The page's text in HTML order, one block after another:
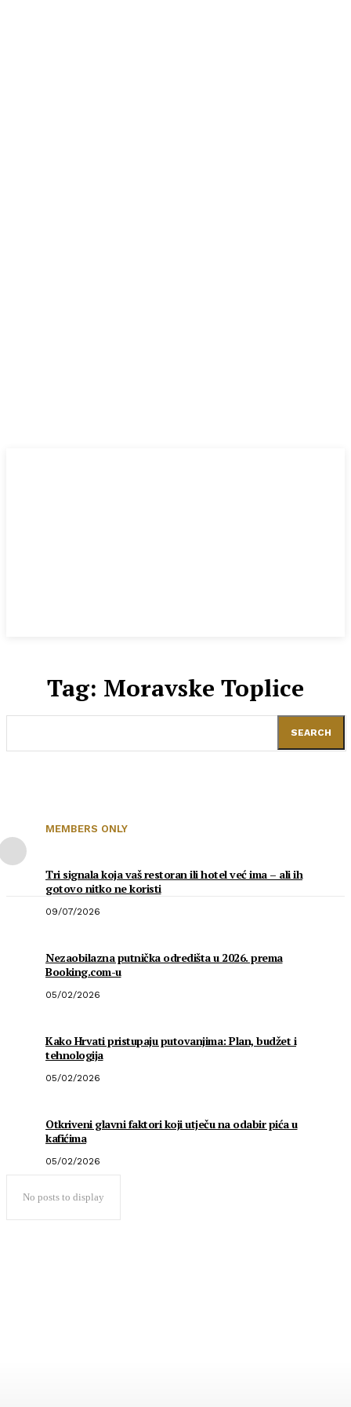
Tag: Moravske Toplice
SEARCH
MEMBERS ONLY
Tri signala koja vaš restoran ili hotel već ima – ali ih
gotovo nitko ne koristi
09/07/2026
Nezaobilazna putnička odredišta u 2026. prema
Booking.com-u
05/02/2026
Kako Hrvati pristupaju putovanjima: Plan, budžet i
tehnologija
05/02/2026
Otkriveni glavni faktori koji utječu na odabir pića u
kafićima
05/02/2026
No posts to display